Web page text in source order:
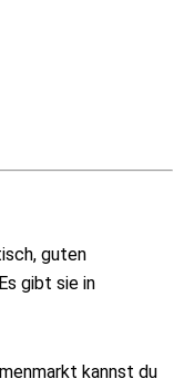
guten
gibt sie in
kannst du